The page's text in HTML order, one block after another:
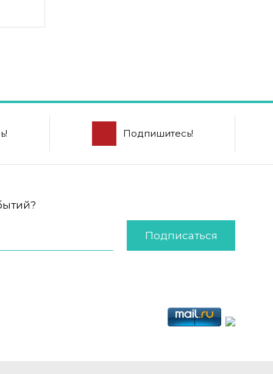
Подпишитесь!
Подписаться